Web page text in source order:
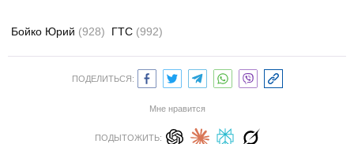
Бойко Юрий (928) ГТС (992)
ПОДЕЛИТЬСЯ:
Мне нравится
ПОДЫТОЖИТЬ: